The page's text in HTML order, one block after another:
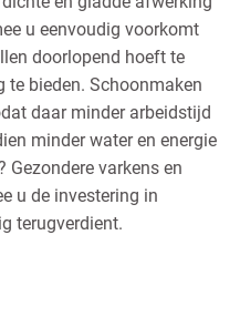
u eenvoudig voorkomt
doorlopend hoeft te
te bieden. Schoonmaken
daar minder arbeidstijd
minder water en energie
varkens en
u de investering in
terugverdient.